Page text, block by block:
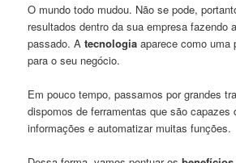
O mundo todo mudou. Não se pode,
resultados dentro da sua empresa fazendo
passado. Atecnologia aparece como uma
para o seu negócio.
Em pouco tempo, passamos por grandes
dispomos de ferramentas que são capazes
informações e automatizar muitas funções.